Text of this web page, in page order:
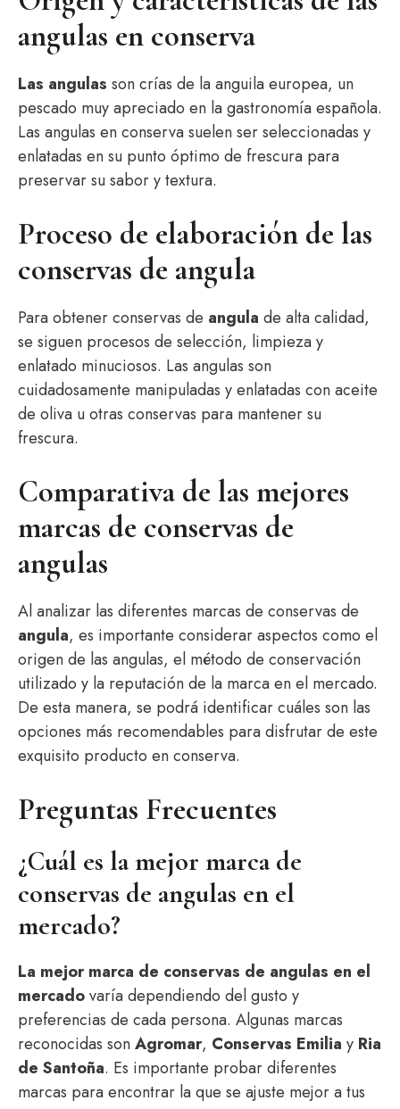
angulas en conserva
Las angulas son crías de la anguila europea, un
pescado muy apreciado en la gastronomía española.
Las angulas en conserva suelen ser seleccionadas y
enlatadas en su punto óptimo de frescura para
preservar su sabor y textura.
Proceso de elaboración de las
conservas de angula
Para obtener conservas de angula de alta calidad,
se siguen procesos de selección, limpieza y
enlatado minuciosos. Las angulas son
cuidadosamente manipuladas y enlatadas con aceite
de oliva u otras conservas para mantener su
frescura.
Comparativa de las mejores
marcas de conservas de
angulas
Al analizar las diferentes marcas de conservas de
angula, es importante considerar aspectos como el
origen de las angulas, el método de conservación
utilizado y la reputación de la marca en el mercado.
De esta manera, se podrá identificar cuáles son las
opciones más recomendables para disfrutar de este
exquisito producto en conserva.
Preguntas Frecuentes
¿Cuál es la mejor marca de
conservas de angulas en el
mercado?
La mejor marca de conservas de angulas en el
mercadovaría dependiendo del gusto y
preferencias de cada persona. Algunas marcas
reconocidas sonAgromar, Conservas Emilia y Ria
de Santoña. Es importante probar diferentes
marcas para encontrar la que se ajuste mejor a tus